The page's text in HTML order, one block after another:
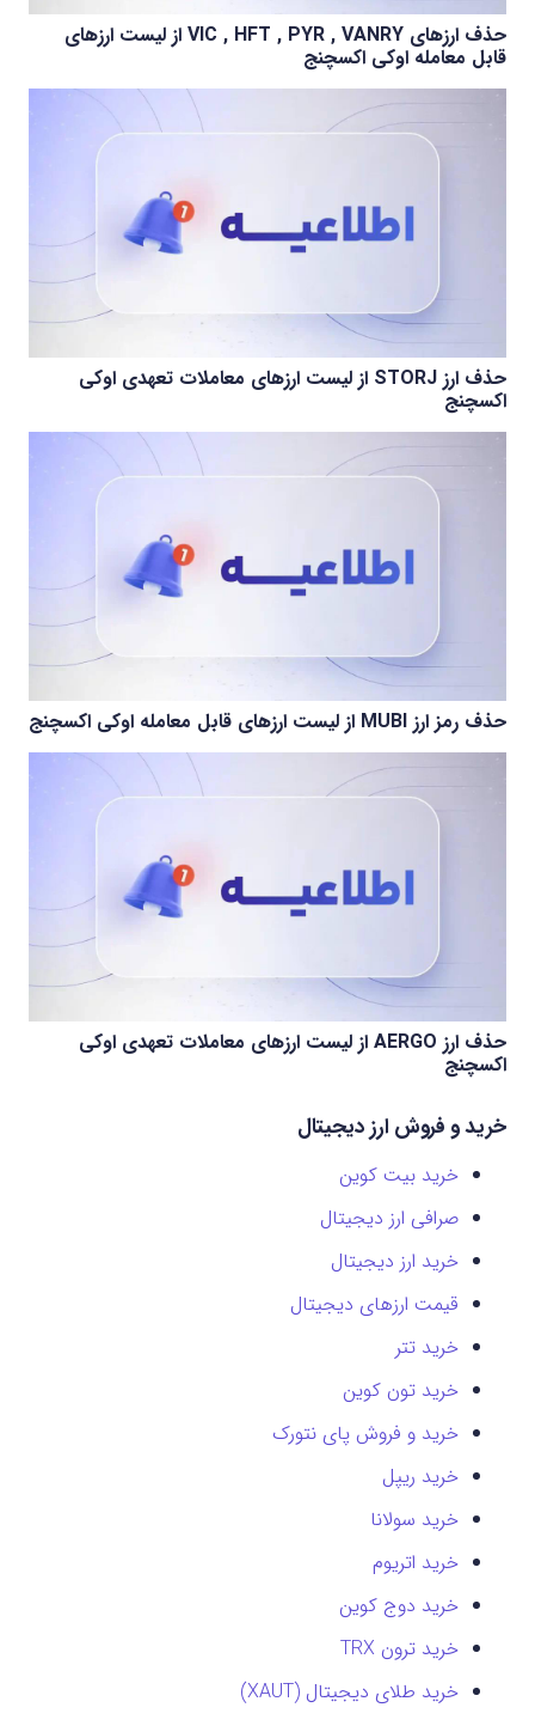
حذف ارزهای VIC , HFT , PYR , VANRY از لیست ارزهای
قابل معامله اوکی اکسچنج
حذف ارز STORJ از لیست ارزهای معاملات تعهدی اوکی
اکسچنج
حذف رمز ارز MUBI از لیست ارزهای قابل معامله اوکی اکسچنج
حذف ارز AERGO از لیست ارزهای معاملات تعهدی اوکی
اکسچنج
خرید و فروش ارز دیجیتال
خرید بیت کوین
صرافی ارز دیجیتال
خرید ارز دیجیتال
قیمت ارزهای دیجیتال
خرید تتر
خرید تون کوین
خرید و فروش پای نتورک
خرید ریپل
خرید سولانا
خرید اتریوم
خرید دوج کوین
خرید ترون TRX
خرید طلای دیجیتال (XAUT)